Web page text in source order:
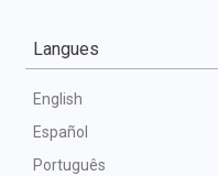
Langues
English
Español
Português